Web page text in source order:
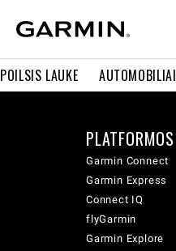
POILSIS LAUKE
PLATFORMOS
Garmin Connect
Garmin Express
Connect IQ
flyGarmin
Garmin Explore